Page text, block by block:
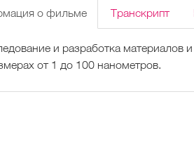
о фильме Транскрипт
и разработка материалов
от 1 до 100 нанометров.